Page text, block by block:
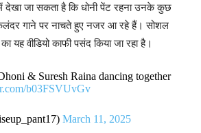
देखा जा सकता है कि धोनी पेंट रहना उनके कुछ
कलंदर गाने पर नाचते हुए नजर आ रहे हैं। सोशल
यह वीडियो काफी पसंद किया जा रहा है।
& Suresh Raina dancing together
b03FSVUvGv
March 11, 2025